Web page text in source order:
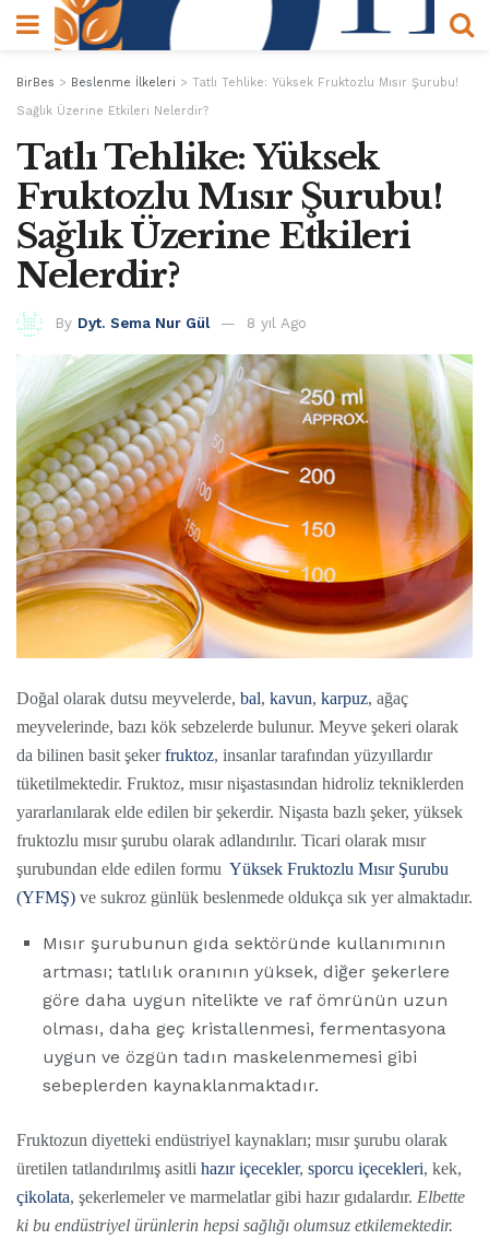
BirBes > Beslenme İlkeleri > Tatlı Tehlike: Yüksek Fruktozlu Mısır Şurubu!
Sağlık Üzerine Etkileri Nelerdir?
Tatlı Tehlike: Yüksek
Fruktozlu Mısır Şurubu!
Sağlık Üzerine Etkileri
Nelerdir?
By Dyt. Sema Nur Gül 8 yıl Ago
Doğal olarak dutsu meyvelerde, bal, kavun, karpuz, ağaç
meyvelerinde, bazı kök sebzelerde bulunur. Meyve şekeri olarak
da bilinen basit şekerfruktoz, insanlar tarafından yüzyıllardır
tüketilmektedir. Fruktoz, mısır nişastasından hidroliz tekniklerden
yararlanılarak elde edilen bir şekerdir. Nişasta bazlı şeker, yüksek
fruktozlu mısır şurubu olarak adlandırılır. Ticari olarak mısır
şurubundan elde edilen formu Yüksek Fruktozlu Mısır Şurubu
(YFMŞ) ve sukroz günlük beslenmede oldukça sık yer almaktadır.
Mısır şurubunun gıda sektöründe kullanımının
artması; tatlılık oranının yüksek, diğer şekerlere
göre daha uygun nitelikte ve raf ömrünün uzun
olması, daha geç kristallenmesi, fermentasyona
uygun ve özgün tadın maskelenmemesi gibi
sebeplerden kaynaklanmaktadır.
Fruktozun diyetteki endüstriyel kaynakları; mısır şurubu olarak
üretilen tatlandırılmış asitli hazır içecekler, sporcu içecekleri, kek,
çikolata, şekerlemeler ve marmelatlar gibi hazır gıdalardır. Elbette
ki bu endüstriyel ürünlerin hepsi sağlığı olumsuz etkilemektedir.